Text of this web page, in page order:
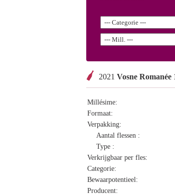
2021 Vosne
Millésime:
Formaat:
Verpakking:
Aantal flessen :
Type :
Verkrijgbaar per fles:
Categorie:
Bewaarpotentieel:
Producent: